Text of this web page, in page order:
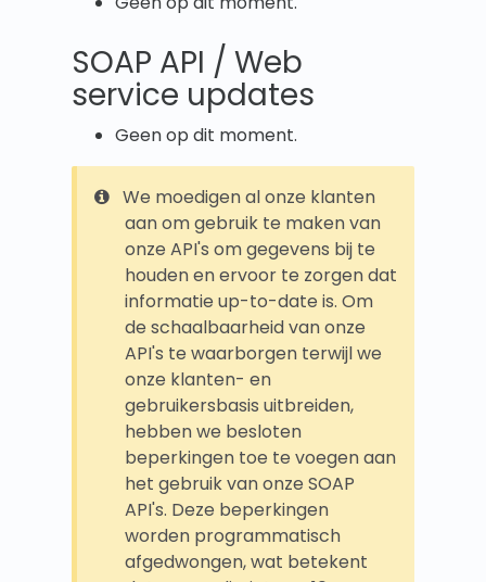
SOAP API / Web
service updates
Geen op dit moment.
We moedigen al onze klanten
aan om gebruik te maken van
onze API's om gegevens bij te
houden en ervoor te zorgen dat
informatie up-to-date is. Om
de schaalbaarheid van onze
API's te waarborgen terwijl we
onze klanten- en
gebruikersbasis uitbreiden,
hebben we besloten
beperkingen toe te voegen aan
het gebruik van onze SOAP
API's. Deze beperkingen
worden programmatisch
afgedwongen, wat betekent